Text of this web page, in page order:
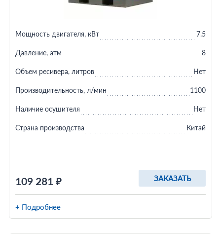
109 281 ₽ ЗАКАЗАТЬ
Мощность двигателя, кВт 7.5
Давление, атм 8
Объем ресивера, литров Нет
Производительность, л/мин 1100
Наличие осушителя Нет
Страна производства Китай
+ Подробнее